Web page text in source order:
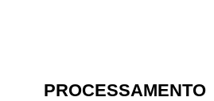
PROCESSAMENTO